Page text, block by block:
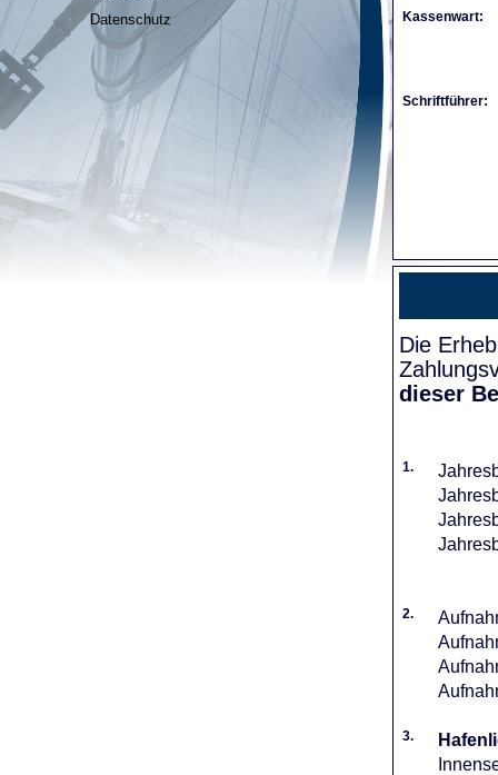
Datenschutz
Kassenwart:
Schriftführer:
Die
dieser
1.
2.
3.